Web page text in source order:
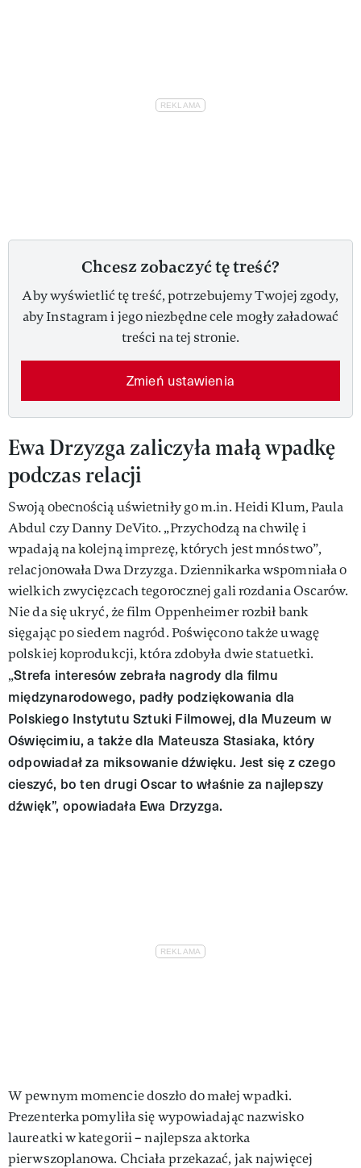
Chcesz zobaczyć tę treść?
Aby wyświetlić tę treść, potrzebujemy Twojej zgody,
aby Instagram i jego niezbędne cele mogły załadować
treści na tej stronie.
Zmień ustawienia
Ewa Drzyzga zaliczyła małą wpadkę
podczas relacji
Swoją obecnością uświetniły go m.in. Heidi Klum, Paula
Abdul czy Danny DeVito. „Przychodzą na chwilę i
wpadają na kolejną imprezę, których jest mnóstwo”,
relacjonowała Dwa Drzyzga. Dziennikarka wspomniała o
wielkich zwycięzcach tegorocznej gali rozdania Oscarów.
Nie da się ukryć, że film Oppenheimer rozbił bank
sięgając po siedem nagród. Poświęcono także uwagę
polskiej koprodukcji, która zdobyła dwie statuetki.
„Strefa interesów zebrała nagrody dla filmu
międzynarodowego, padły podziękowania dla
Polskiego Instytutu Sztuki Filmowej, dla Muzeum w
Oświęcimiu, a także dla Mateusza Stasiaka, który
odpowiadał za miksowanie dźwięku. Jest się z czego
cieszyć, bo ten drugi Oscar to właśnie za najlepszy
dźwięk”, opowiadała Ewa Drzyzga.
W pewnym momencie doszło do małej wpadki.
Prezenterka pomyliła się wypowiadając nazwisko
laureatki w kategorii – najlepsza aktorka
pierwszoplanowa. Chciała przekazać, jak najwięcej